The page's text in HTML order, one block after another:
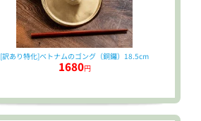
[訳あり特化]ベトナムのゴング（銅鑼）18.5cm
1680円